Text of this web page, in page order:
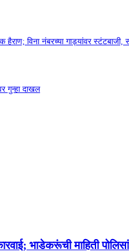
विना नंबरच्या गाड्यांवर स्टंटबाजी,
गुन्हा दाखल
भाडेकरूंची माहिती